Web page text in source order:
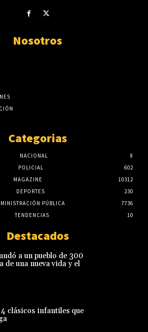
Nosotros
Categorias
NACIONAL
8
POLICIAL
602
MAGAZINE
10312
DEPORTES
230
PÚBLICA
7736
TENDENCIAS
10
Destacados
a un pueblo de 300
de una nueva vida y el
clásicos infantiles que